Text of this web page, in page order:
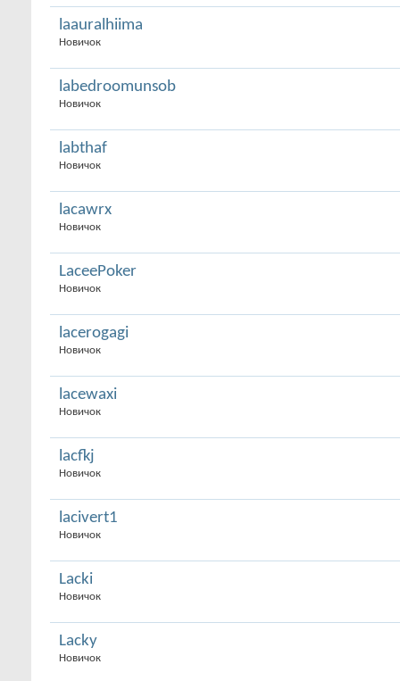
laauralhiima
Новичок
labedroomunsob
Новичок
labthaf
Новичок
lacawrx
Новичок
LaceePoker
Новичок
lacerogagi
Новичок
lacewaxi
Новичок
lacfkj
Новичок
lacivert1
Новичок
Lacki
Новичок
Lacky
Новичок